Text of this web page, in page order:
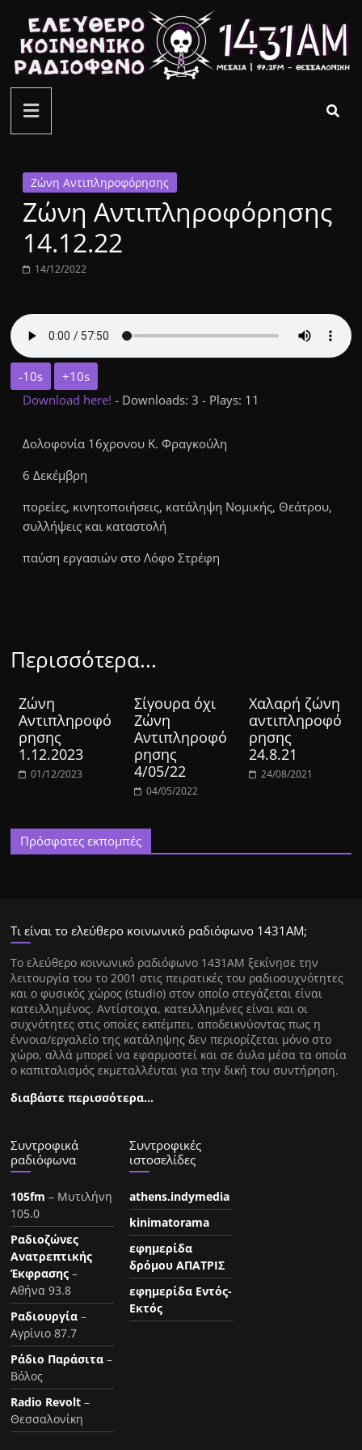
περιεχόμενο
ελεύθερο
κοινωνικό
ραδιόφωνο
1431AM
Ζώνη Αντιπληροφόρησης
Ζώνη Αντιπληροφόρησης
14.12.22
14/12/2022
-10s
+10s
Download here!- Downloads: 3 - Plays: 11
Δολοφονία 16χρονου Κ. Φραγκούλη
6 Δεκέμβρη
πορείες, κινητοποιήσεις, κατάληψη Νομικής, Θεάτρου,
συλλήψεις και καταστολή
παύση εργασιών στο Λόφο Στρέφη
Περισσότερα...
Ζώνη
Αντιπληροφό
ρησης
1.12.2023
01/12/2023
Σίγουρα όχι
Ζώνη
Αντιπληροφό
ρησης
4/05/22
04/05/2022
Χαλαρή ζώνη
αντιπληροφό
ρησης
24.8.21
24/08/2021
Πρόσφατες εκπομπές
Τι είναι το ελεύθερο κοινωνικό ραδιόφωνο 1431ΑΜ;
Tο ελεύθερο κοινωνικό ραδιόφωνο 1431AM ξεκίνησε την
λειτουργία του το 2001 στις πειρατικές του ραδιοσυχνότητες
και ο φυσικός χώρος (studio) στον οποίο στεγάζεται είναι
κατειλλημένος. Αντίστοιχα, κατειλλημένες είναι και οι
συχνότητες στις οποίες εκπέμπει, αποδεικνύοντας πως η
έννοια/εργαλείο της κατάληψης δεν περιορίζεται μόνο στο
χώρο, αλλά μπορεί να εφαρμοστεί και σε άυλα μέσα τα οποία
ο καπιταλισμός εκμεταλλέυται για την δική του συντήρηση.
διαβάστε περισσότερα…
Συντροφικά
ραδιόφωνα
105fm – Μυτιλήνη
105.0
Ραδιοζώνες
Ανατρεπτικής
Έκφρασης –
Αθήνα 93.8
Ραδιουργία –
Αγρίνιο 87.7
Ράδιο Παράσιτα –
Βόλος
Radio Revolt –
Θεσσαλονίκη
Συντροφικές
ιστοσελίδες
athens.indymedia
kinimatorama
εφημερίδα
δρόμου ΑΠΑΤΡΙΣ
εφημερίδα Εντός-
Εκτός